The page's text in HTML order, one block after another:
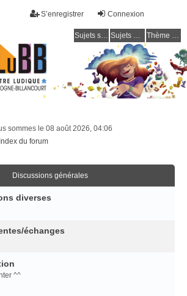
Connexion
S’enregistrer
Sujets sans réponse Sujets actifs Thème clair / foncé
sommes le 08 août 2026, 04:06
Index du forum
Discussions générales
diverses
échanges
^^